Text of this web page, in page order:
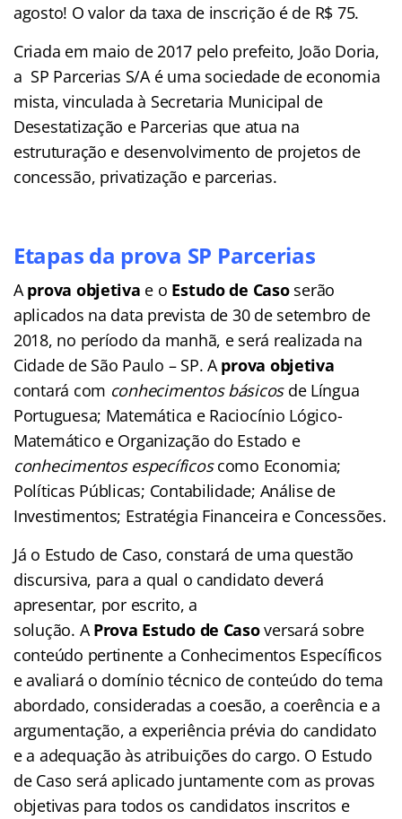
agosto! O valor da taxa de inscrição é de R$ 75.
Criada em maio de 2017 pelo prefeito, João Doria,
a SP Parcerias S/A é uma sociedade de economia
mista, vinculada à Secretaria Municipal de
Desestatização e Parcerias que atua na
estruturação e desenvolvimento de projetos de
concessão, privatização e parcerias.
Etapas da prova SP Parcerias
Aprova objetiva e o Estudo de Casoserão
aplicados na data prevista de 30 de setembro de
2018, no período da manhã, e será realizada na
Cidade de São Paulo – SP. Aprova objetiva
contará com conhecimentos básicosde Língua
Portuguesa; Matemática e Raciocínio Lógico-
Matemático e Organização do Estado e
conhecimentos específicoscomo Economia;
Políticas Públicas; Contabilidade; Análise de
Investimentos; Estratégia Financeira e Concessões.
Já o Estudo de Caso, constará de uma questão
discursiva, para a qual o candidato deverá
apresentar, por escrito, a
solução. AProva Estudo de Casoversará sobre
conteúdo pertinente a Conhecimentos Específicos
e avaliará o domínio técnico de conteúdo do tema
abordado, consideradas a coesão, a coerência e a
argumentação, a experiência prévia do candidato
e a adequação às atribuições do cargo. O Estudo
de Caso será aplicado juntamente com as provas
objetivas para todos os candidatos inscritos e